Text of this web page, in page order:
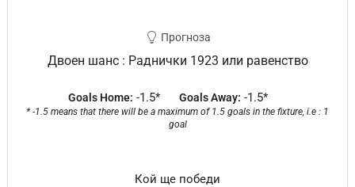
Прогноза
Двоен шанс : Раднички 1923 или равенство
Goals Home: -1.5* Goals Away: -1.5*
* -1.5 means that there will be a maximum of 1.5 goals in the fixture, i.e : 1
goal
Кой ще победи